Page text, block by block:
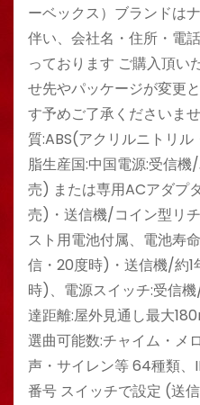
ーベックス）ブランドは
伴い、会社名・住所・電
っております ご購入頂い
せ先やパッケージが変更
す予めご了承くださいま
質:ABS(アクリルニトリ
脂生産国:中国電源:受信
売) または専用ACアダプ
売)・送信機/コイン型リ
スト用電池付属、電池寿
信・20度時)・送信機/約1
時)、電源スイッチ:受信
達距離:屋外見通し最大
選曲可能数:チャイム・メ
声・サイレン等 64種類
番号 スイッチで設定 (送